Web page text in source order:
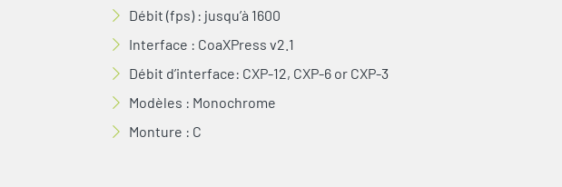
Débit (fps) : jusqu’à 1600
Interface : CoaXPress v2.1
Débit d’interface: CXP-12, CXP-6 or CXP-3
Modèles : Monochrome
Monture : C